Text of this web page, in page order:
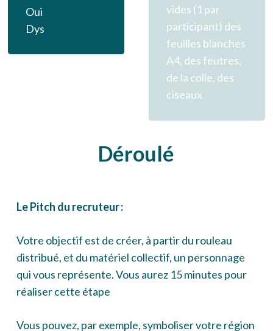
Oui
Dys
vides (1 par
participant) des
feuilles blanches
A4, des feutres,
de la colle, des
ciseaux
Déroulé
Le Pitch du recruteur :
Votre objectif est de créer, à partir du rouleau
distribué, et du matériel collectif, un personnage
qui vous représente. Vous aurez 15 minutes pour
réaliser cette étape
Vous pouvez, par exemple, symboliser votre région